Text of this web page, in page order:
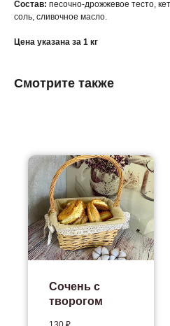
Состав: песочно-дрожжевое тесто,
соль, сливочное масло.
Цена указана за 1 кг
Смотрите также
Сочень с
творогом